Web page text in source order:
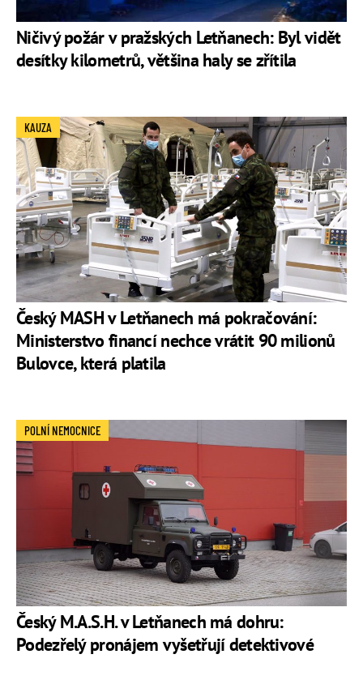
Ničivý požár v pražských Letňanech: Byl vidět
desítky kilometrů, většina haly se zřítila
Český MASH v Letňanech má pokračování:
Ministerstvo financí nechce vrátit 90 milionů
Bulovce, která platila
KAUZA
Český M.A.S.H. v Letňanech má dohru:
Podezřelý pronájem vyšetřují detektivové
POLNÍ NEMOCNICE